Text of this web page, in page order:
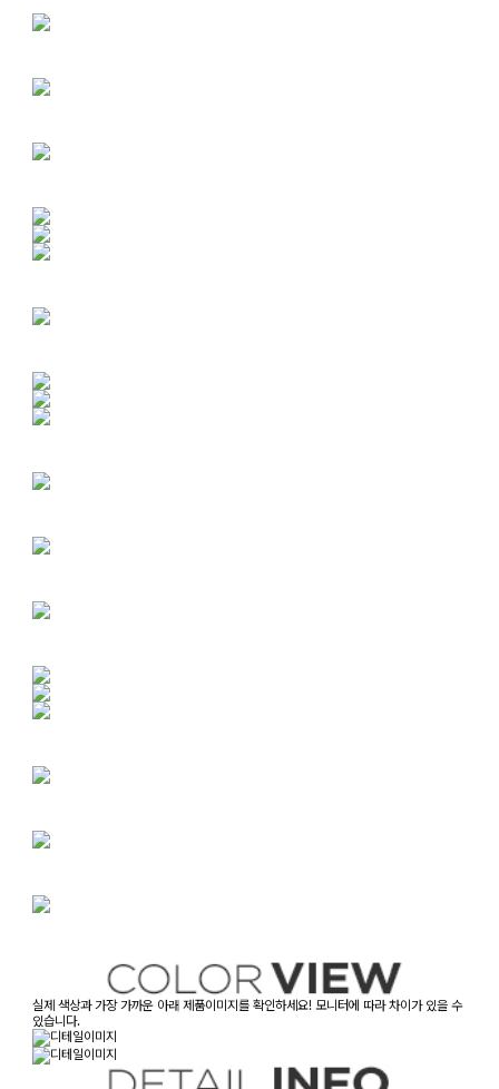
실제 색상과 가장 가까운 아래 제품이미지를 확인하세요! 모니터에 따라 차이가 있을 수
있습니다.